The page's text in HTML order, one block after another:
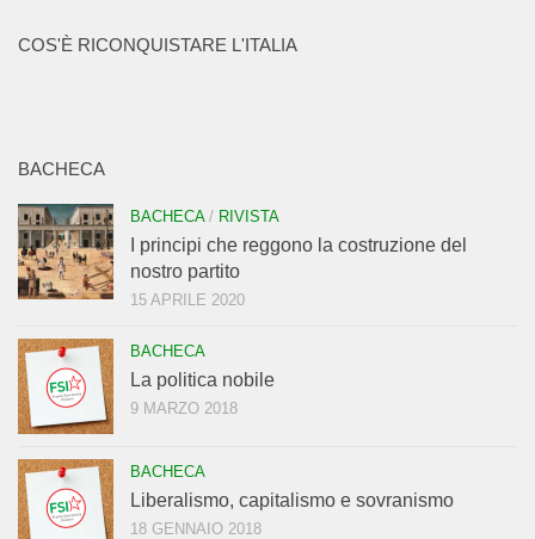
COS'È RICONQUISTARE L'ITALIA
BACHECA
BACHECA/ RIVISTA
I principi che reggono la costruzione del
nostro partito
15 APRILE 2020
BACHECA
La politica nobile
9 MARZO 2018
BACHECA
Liberalismo, capitalismo e sovranismo
18 GENNAIO 2018